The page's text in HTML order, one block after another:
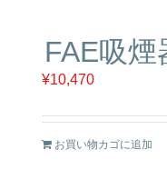
FAE吸
¥10,470
お買い物カゴに追加